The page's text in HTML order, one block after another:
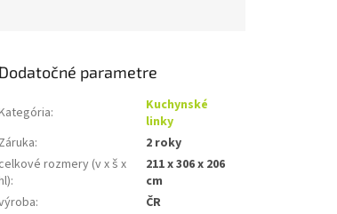
Dodatočné parametre
:
Kuchynské
linky
Záruka:
2 roky
celkové rozmery (v x š x
:
211 x 306 x 206
cm
:
ČR